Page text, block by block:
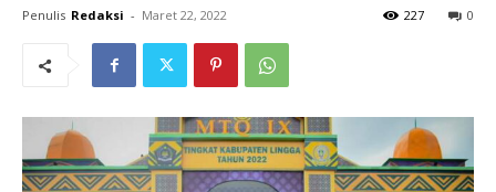
Penulis Redaksi - Maret 22, 2022 0
227